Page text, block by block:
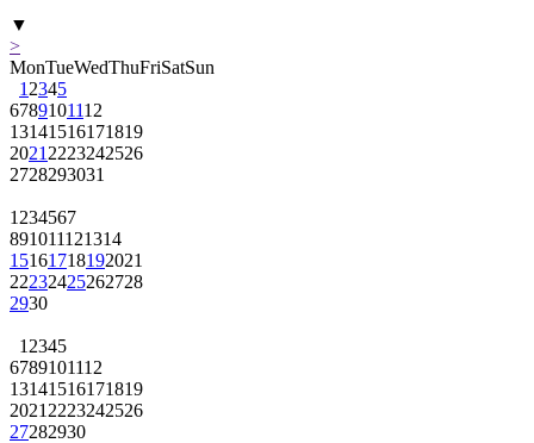
▼
>
MonTueWedThuFriSatSun
1 2345
6789101112
13141516171819
2021 2223242526
2728293031
1 234567
891011121314
15161718192021
22232425262728
2930
1 2345
6789101112
13141516171819
2021 2223242526
27282930